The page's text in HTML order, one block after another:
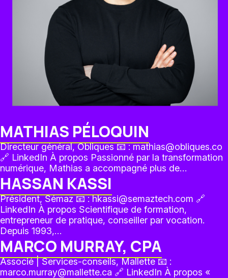
MATHIAS PÉLOQUIN
Directeur général, Obliques 📧 : mathias@obliques.co
🔗 LinkedIn À propos Passionné par la transformation
numérique, Mathias a accompagné plus de…
HASSAN KASSI
Président, Sémaz 📧 : hkassi@semaztech.com 🔗
LinkedIn À propos Scientifique de formation,
entrepreneur de pratique, conseiller par vocation.
Depuis 1993,…
MARCO MURRAY, CPA
Associé | Services-conseils, Mallette 📧 :
marco.murray@mallette.ca 🔗 LinkedIn À propos «